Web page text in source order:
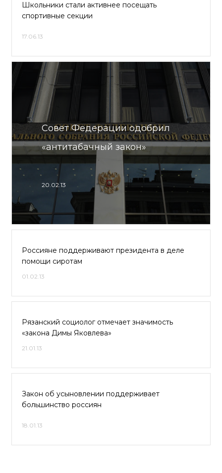
Школьники стали активнее посещать
спортивные секции
17.06.13
Совет Федерации одобрил
«антитабачный закон»
20.02.13
Россияне поддерживают президента в деле
помощи сиротам
01.02.13
Рязанский социолог отмечает значимость
«закона Димы Яковлева»
21.01.13
Закон об усыновлении поддерживает
большинство россиян
18.01.13